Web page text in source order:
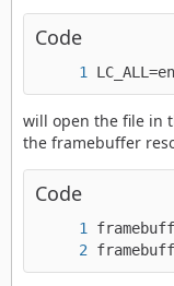
Code
will open the file in
the framebuffer
Code